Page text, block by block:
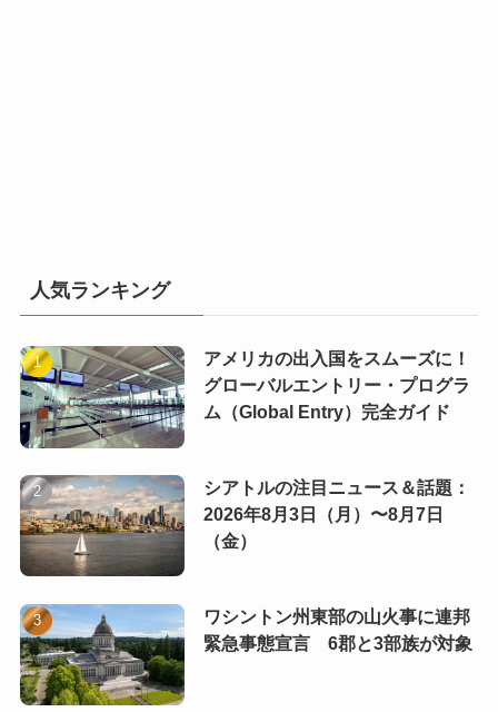
人気ランキング
アメリカの出入国をスムーズに！
グローバルエントリー・プログラ
ム（Global Entry）完全ガイド
シアトルの注目ニュース＆話題：
2026年8月3日（月）〜8月7日
（金）
ワシントン州東部の山火事に連邦
緊急事態宣言 6郡と3部族が対象